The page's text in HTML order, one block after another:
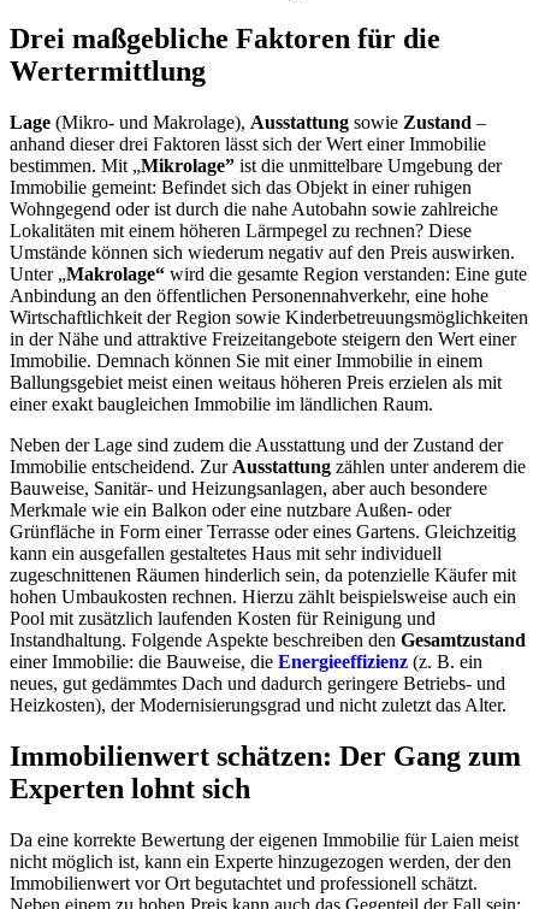
Drei maßgebliche Faktoren für die
Wertermittlung
Lage (Mikro- und Makrolage), Ausstattung sowie Zustand –
anhand dieser drei Faktoren lässt sich der Wert einer Immobilie
bestimmen. Mit „Mikrolage” ist die unmittelbare Umgebung der
Immobilie gemeint: Befindet sich das Objekt in einer ruhigen
Wohngegend oder ist durch die nahe Autobahn sowie zahlreiche
Lokalitäten mit einem höheren Lärmpegel zu rechnen? Diese
Umstände können sich wiederum negativ auf den Preis auswirken.
Unter „Makrolage“ wird die gesamte Region verstanden: Eine gute
Anbindung an den öffentlichen Personennahverkehr, eine hohe
Wirtschaftlichkeit der Region sowie Kinderbetreuungsmöglichkeiten
in der Nähe und attraktive Freizeitangebote steigern den Wert einer
Immobilie. Demnach können Sie mit einer Immobilie in einem
Ballungsgebiet meist einen weitaus höheren Preis erzielen als mit
einer exakt baugleichen Immobilie im ländlichen Raum.
Neben der Lage sind zudem die Ausstattung und der Zustand der
Immobilie entscheidend. Zur Ausstattung zählen unter anderem die
Bauweise, Sanitär- und Heizungsanlagen, aber auch besondere
Merkmale wie ein Balkon oder eine nutzbare Außen- oder
Grünfläche in Form einer Terrasse oder eines Gartens. Gleichzeitig
kann ein ausgefallen gestaltetes Haus mit sehr individuell
zugeschnittenen Räumen hinderlich sein, da potenzielle Käufer mit
hohen Umbaukosten rechnen. Hierzu zählt beispielsweise auch ein
Pool mit zusätzlich laufenden Kosten für Reinigung und
Instandhaltung. Folgende Aspekte beschreiben den Gesamtzustand
einer Immobilie: die Bauweise, die Energieeffizienz (z. B. ein
neues, gut gedämmtes Dach und dadurch geringere Betriebs- und
Heizkosten), der Modernisierungsgrad und nicht zuletzt das Alter.
Immobilienwert schätzen: Der Gang zum
Experten lohnt sich
Da eine korrekte Bewertung der eigenen Immobilie für Laien meist
nicht möglich ist, kann ein Experte hinzugezogen werden, der den
Immobilienwert vor Ort begutachtet und professionell schätzt.
Neben einem zu hohen Preis kann auch das Gegenteil der Fall sein: